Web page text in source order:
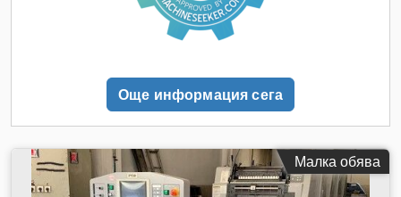
Още информация сега
Малка обява